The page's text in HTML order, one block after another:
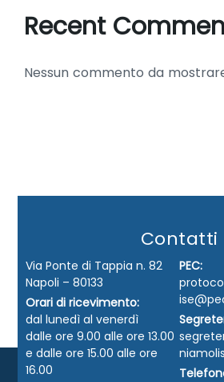
Recent
Nessun commento da
Contatti
Via Ponte di Tappia n. 82
Napoli – 80133
Orari di ricevimento:
dal lunedì al venerdì
dalle ore 9.00 alle ore 13.00
e dalle ore 15.00 alle ore
16.00
PEC: